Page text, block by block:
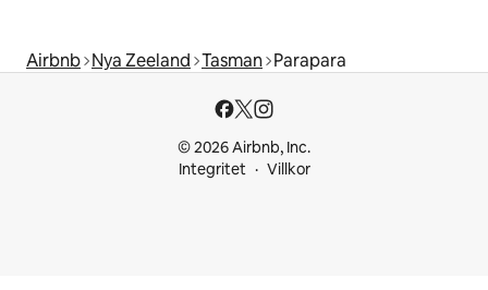
Airbnb Nya Zeeland Tasman Parapara
© 2026 Airbnb, Inc.
Integritet
Villkor